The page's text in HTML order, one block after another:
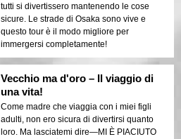
tutti si divertissero mantenendo le cose
sicure. Le strade di Osaka sono vive e
questo tour è il modo migliore per
immergersi completamente!
Vecchio ma d'oro – Il viaggio di
una vita!
Come madre che viaggia con i miei figli
adulti, non ero sicura di divertirsi quanto
loro. Ma lasciatemi dire—MI È PIACIUTO